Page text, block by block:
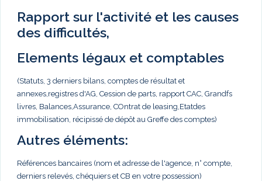
Rapport sur l'activité et les causes
des difficultés,
Elements légaux et comptables
(Statuts, 3 derniers bilans, comptes de résultat et
annexes,registres d'AG, Cession de parts, rapport CAC, Grandfs
livres, Balances,Assurance, COntrat de leasing,Etatdes
immobilisation, récipissé de dépôt au Greffe des comptes)
Autres éléments:
Références bancaires (nom et adresse de l'agence, n° compte,
derniers relevés, chéquiers et CB en votre possession)